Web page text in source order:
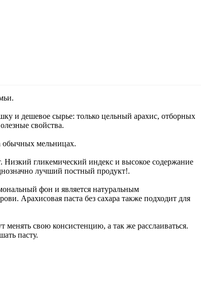
и дешевое сырье: только цельный арахис, отборных
свойства.
обычных мельницах.
гликемический индекс и высокое содержание
лучший постный продукт!.
фон и является натуральным
Арахисовая паста без сахара также подходит для
менять свою консистенцию, а так же расслаиваться.
пасту.